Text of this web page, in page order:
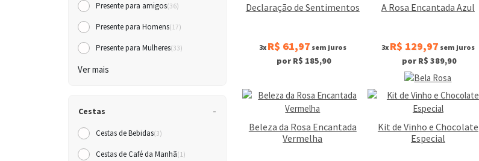
Presente para amigos(36)
Presente para Homens(17)
Presente para Mulheres(33)
Ver mais
Cestas
Cestas de Bebidas(3)
Cestas de Café da Manh(1)
Declaração de Sentimentos
3x R$ 61,97 sem juros
por R$ 185,90
A Rosa Encantada Azul
3x R$ 129,97 sem juros
por R$ 389,90
Beleza da Rosa Encantada
Vermelha
Kit de Vinho e Chocolate
Especial